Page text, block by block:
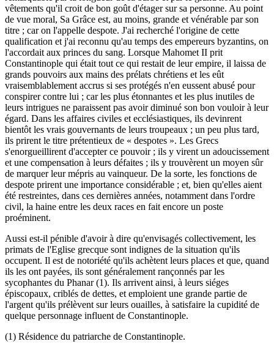
vêtements qu'il croit de bon goût d'étager sur sa personne. Au point
de vue moral, Sa Grâce est, au moins, grande et vénérable par son
titre ; car on l'appelle despote. J'ai recherché l'origine de cette
qualification et j'ai reconnu qu'au temps des empereurs byzantins, on
l'accordait aux princes du sang. Lorsque Mahomet II prit
Constantinople qui était tout ce qui restait de leur empire, il laissa de
grands pouvoirs aux mains des prélats chrétiens et les eût
vraisemblablement accrus si ses protégés n'en eussent abusé pour
conspirer contre lui ; car les plus étonnantes et les plus inutiles de
leurs intrigues ne paraissent pas avoir diminué son bon vouloir à leur
égard. Dans les affaires civiles et ecclésiastiques, ils devinrent
bientôt les vrais gouvernants de leurs troupeaux ; un peu plus tard,
ils prirent le titre prétentieux de « despotes ». Les Grecs
s'enorgueillirent d'accepter ce pouvoir ; ils y virent un adoucissement
et une compensation à leurs défaites ; ils y trouvèrent un moyen sûr
de marquer leur mépris au vainqueur. De la sorte, les fonctions de
despote prirent une importance considérable ; et, bien qu'elles aient
été restreintes, dans ces dernières années, notamment dans l'ordre
civil, la haine entre les deux races en fait encore un poste
proéminent.
Aussi est-il pénible d'avoir à dire qu'envisagés collectivement, les
primats de l'Eglise grecque sont indignes de la situation qu'ils
occupent. Il est de notoriété qu'ils achètent leurs places et que, quand
ils les ont payées, ils sont généralement rançonnés par les
sycophantes du Phanar (1). Ils arrivent ainsi, à leurs siéges
épiscopaux, criblés de dettes, et emploient une grande partie de
l'argent qu'ils prélèvent sur leurs ouailles, à satisfaire la cupidité de
quelque personnage influent de Constantinople.
(1) Résidence du patriarche de Constantinople.